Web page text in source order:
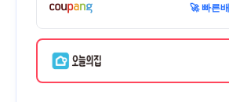
🚀 빠른